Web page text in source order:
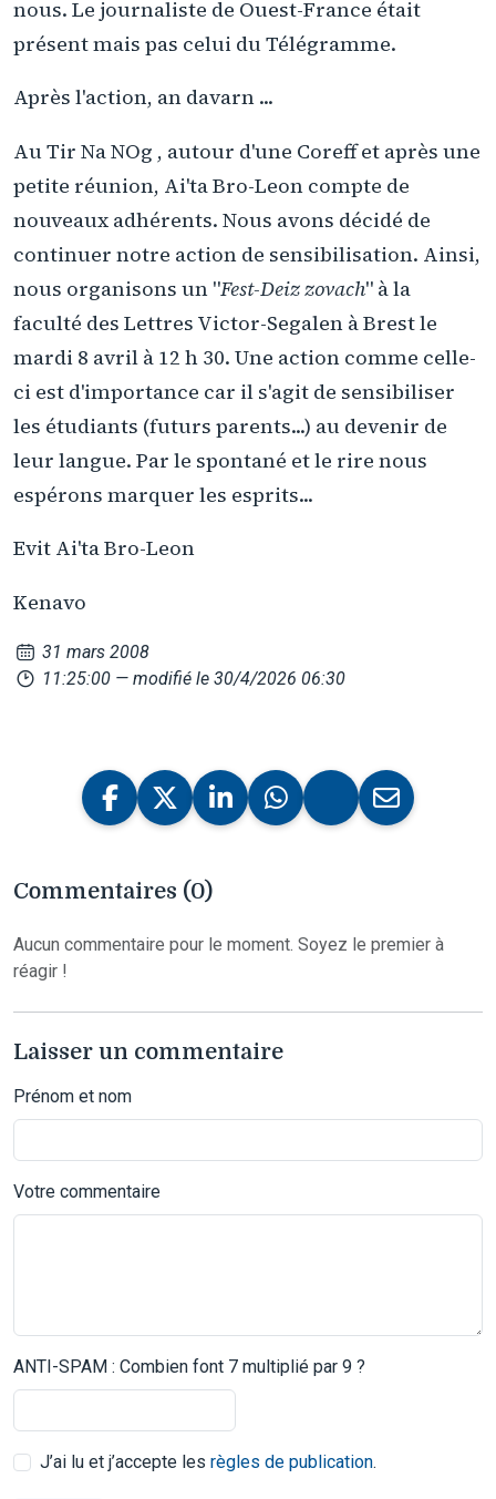
nous. Le journaliste de Ouest-France était
présent mais pas celui du Télégramme.
Après l'action, an davarn ...
Au Tir Na NOg , autour d'une Coreff et après une
petite réunion, Ai'ta Bro-Leon compte de
nouveaux adhérents. Nous avons décidé de
continuer notre action de sensibilisation. Ainsi,
nous organisons un "Fest-Deiz zovach" à la
faculté des Lettres Victor-Segalen à Brest le
mardi 8 avril à 12 h 30. Une action comme celle-
ci est d'importance car il s'agit de sensibiliser
les étudiants (futurs parents...) au devenir de
leur langue. Par le spontané et le rire nous
espérons marquer les esprits...
Evit Ai'ta Bro-Leon
Kenavo
31 mars 2008
11:25:00 — modifié le 30/4/2026 06:30
Commentaires (0)
Aucun commentaire pour le moment. Soyez le premier à
réagir !
Laisser un commentaire
Prénom et nom
Votre commentaire
ANTI-SPAM : Combien font 7 multiplié par 9 ?
J’ai lu et j’accepte les règles de publication.